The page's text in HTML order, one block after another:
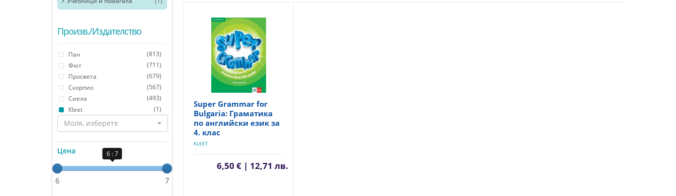
Произв./Издателство
Пан
(813)
Фют
(711)
Просвета
(679)
Скорпио
(567)
Сиела
(493)
Кleet
(1)
Моля, изберете
Цена 6 : 7
6 7
Super Grammar for
Bulgaria: Граматика
по английски език за
4. клас
КLEET
6,50 € | 12,71 лв.